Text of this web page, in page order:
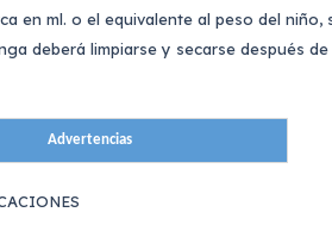
en ml. o el equivalente al peso del
deberá limpiarse y secarse después
Advertencias